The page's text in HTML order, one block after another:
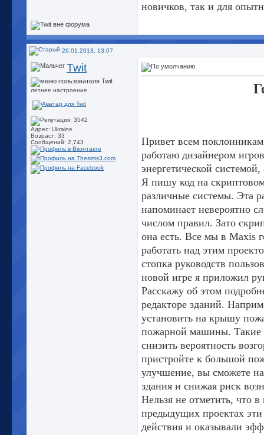
новичков, так и для
26.01.2013, 13:07
Twit
летнее настроение
Адрес: Ukraine
Возраст: 33
Сообщений: 2,743
Привет всем
работаю дизайнером
энергетической
Я пишу код на
различные системы. Эта
напоминает невероятно
числом правил. Зато
она есть. Все мы в Maxis
работать над этим
стопка руководств
новой игре я приложил
Расскажу об этом
редакторе зданий.
установить на крышу
пожарной машины. Такие
снизить вероятность
пристройте к большой
улучшение, вы сможете
здания и снижая риск
Нельзя не отметить, что
предыдущих проектах
действия и оказывали